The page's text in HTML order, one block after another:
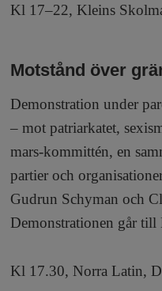
Kl 17–22, Kleins
Motstånd över
Demonstration under
– mot patriarkatet,
mars-kommittén, en
partier och
Gudrun Schyman och
Demonstrationen går till
Kl 17.30, Norra Latin,